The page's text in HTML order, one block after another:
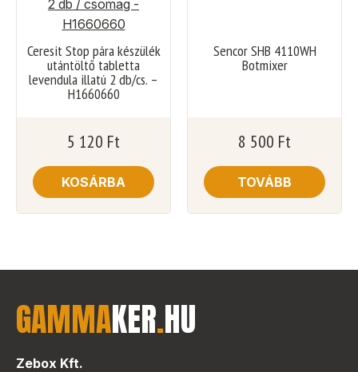
Ceresit Stop pára készülék
utántöltő tabletta
levendula illatú 2 db/cs. –
H1660660
5 120 Ft
KOSÁRBA
Sencor SHB 4110WH
Botmixer
8 500 Ft
TOVÁBB
GAMMAKER.HU
Zebox Kft.